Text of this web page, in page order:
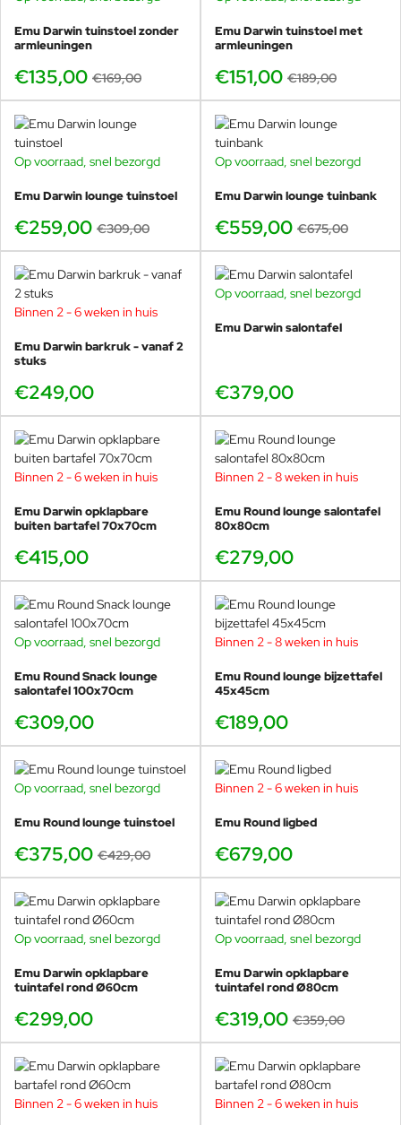
Hieronder lees je meer over de rol van de Darwin salontafel
combinatie met de Darwin loungebank, loungestoelen en de
nieuwe ronde en vierkante opklapbare bijzettafels.
Het middelpunt van de Darwin
loungeopstelling
De Darwin salontafel is ontworpen als centraal punt tussen
de loungestoelen en de loungebank. De open
tafelblad voldoende ruimte biedt voor drankjes, hapjes en
decoratie. Hierdoor ontstaat een evenwichtige
loungehoek die zowel praktisch als esthetisch klopt.
In combinatie met de Darwin
dat de zithoek compleet maakt.
Aanvullen met opklapbare
bijzettafels
met de nieuwe opklapbare bijzettafels. Deronde
bijzettafelen devierkante bijzettafelzijn ideaal als extra
plek naast een loungestoel of aan het uiteinde van de
bank.
weg te zetten wanneer je ruimte wilt maken, en snel weer
tevoorschijn te halen bij bezoek of een lange zomeravond.
Duurzaam staal en geschikt voor
Net als de rest van de Darwin collectie is de salontafel
opgebouwd uit thermisch verzinkt staal, voorzien van een
grondlaag en een hoogwaardige poedercoating. Deze
meerlaagse bescherming zorgt ervoor dat de tafel bestand
is tegen regen, zon en temperatuurschommelingen.
Onderhoudsvriendelijk en eenvoudig schoon te maken.
Ontworpen voor langdurig buitengebruik, ook op
intensief gebruikte terrassen.
Waarom de Darwin salontafel bij
Emu Darwin tuinstoel zonder
armleuningen
€135,00 €169,00
Emu Darwin tuinstoel met
armleuningen
€151,00 €189,00
-16%
Op voorraad, snel bezorgd
Emu Darwin lounge tuinstoel
€259,00 €309,00
-17%
Op voorraad, snel bezorgd
Emu Darwin lounge tuinbank
€559,00 €675,00
Binnen 2 - 6 weken in huis
Emu Darwin barkruk - vanaf 2
stuks
€249,00
Op voorraad, snel bezorgd
Emu Darwin salontafel
€379,00
Binnen 2 - 6 weken in huis
Emu Darwin opklapbare
buiten bartafel 70x70cm
€415,00
Binnen 2 - 8 weken in huis
Emu Round lounge salontafel
80x80cm
€279,00
Op voorraad, snel bezorgd
Emu Round Snack lounge
salontafel 100x70cm
€309,00
Binnen 2 - 8 weken in huis
Emu Round lounge bijzettafel
45x45cm
€189,00
-13%
Op voorraad, snel bezorgd
Emu Round lounge tuinstoel
€375,00 €429,00
Binnen 2 - 6 weken in huis
Emu Round ligbed
€679,00
Op voorraad, snel bezorgd
Emu Darwin opklapbare
tuintafel rond Ø60cm
€299,00
-11%
Op voorraad, snel bezorgd
Emu Darwin opklapbare
tuintafel rond Ø80cm
€319,00 €359,00
Binnen 2 - 6 weken in huis Binnen 2 - 6 weken in huis